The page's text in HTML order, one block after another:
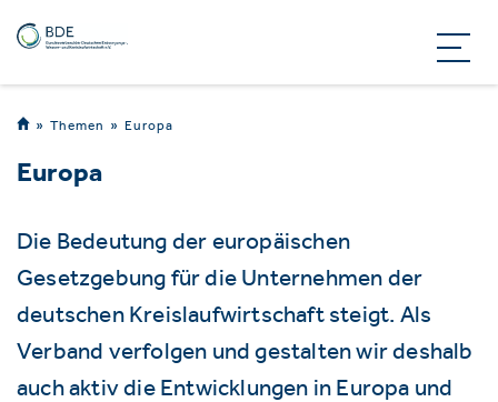
Themen Europa
Europa
Die Bedeutung der europäischen
Gesetzgebung für die Unternehmen der
deutschen Kreislaufwirtschaft steigt. Als
Verband verfolgen und gestalten wir deshalb
auch aktiv die Entwicklungen in Europa und